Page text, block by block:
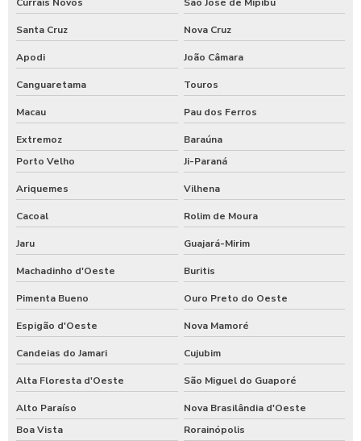
Santa Cruz Nova Cruz
Apodi João Câmara
Canguaretama Touros
Macau Pau dos Ferros
Extremoz
Baraúna
Porto Velho
Ji-Paraná
Ariquemes Vilhena
Cacoal Rolim de Moura
Jaru Guajará-Mirim
Machadinho d'Oeste Buritis
Pimenta Bueno Ouro Preto do Oeste
Espigão d'Oeste Nova Mamoré
Candeias do Jamari Cujubim
Alta Floresta d'Oeste São Miguel do Guaporé
Alto Paraíso
Nova Brasilândia d'Oeste
Boa Vista
Rorainópolis